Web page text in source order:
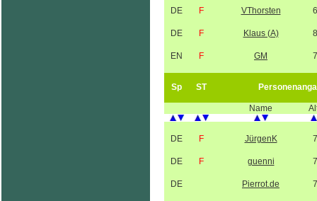
DE F VThorsten
DE F Klaus (A)
EN F GM
Sp ST
Name
DE F JürgenK
DE F guenni
DE Pierrot.de